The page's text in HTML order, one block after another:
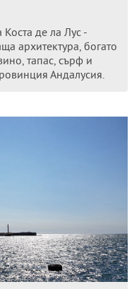
де ла Лус -
архитектура, богато
тапас, сърф и
Андалусия.